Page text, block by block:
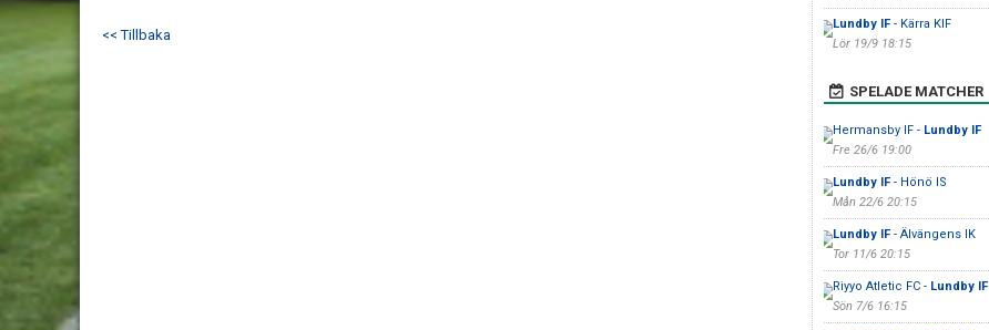
<< Tillbaka
Lundby IF- Kärra KIF
Lör 19/9 18:15
SPELADE MATCHER
Hermansby IF - Lundby IF
Fre 26/6 19:00
Lundby IF- Hönö IS
Mån 22/6 20:15
Lundby IF- Älvängens IK
Tor 11/6 20:15
Riyyo Atletic FC - Lundby IF
Sön 7/6 16:15